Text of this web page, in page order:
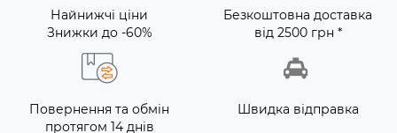
Найнижчі ціни
Знижки до -60%
Безкоштовна доставка
від 2500 грн *
Повернення та обмін
протягом 14 днів
Швидка відправка